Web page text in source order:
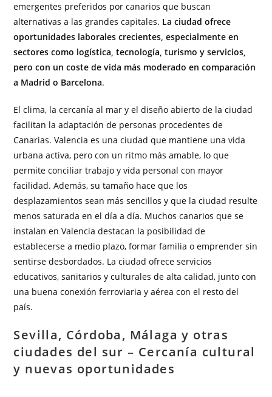
emergentes preferidos por canarios que buscan
alternativas a las grandes capitales. La ciudad ofrece
oportunidades laborales crecientes, especialmente en
sectores como logística, tecnología, turismo y servicios,
pero con un coste de vida más moderado en comparación
a Madrid o Barcelona.
El clima, la cercanía al mar y el diseño abierto de la ciudad
facilitan la adaptación de personas procedentes de
Canarias. Valencia es una ciudad que mantiene una vida
urbana activa, pero con un ritmo más amable, lo que
permite conciliar trabajo y vida personal con mayor
facilidad. Además, su tamaño hace que los
desplazamientos sean más sencillos y que la ciudad resulte
menos saturada en el día a día. Muchos canarios que se
instalan en Valencia destacan la posibilidad de
establecerse a medio plazo, formar familia o emprender sin
sentirse desbordados. La ciudad ofrece servicios
educativos, sanitarios y culturales de alta calidad, junto con
una buena conexión ferroviaria y aérea con el resto del
país.
Sevilla, Córdoba, Málaga y otras
ciudades del sur – Cercanía cultural
y nuevas oportunidades